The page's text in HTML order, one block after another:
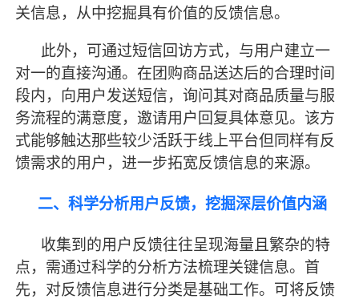
关信息，从中挖掘具有价值的反馈信息。
此外，可通过短信回访方式，与用户建立一
对一的直接沟通。在团购商品送达后的合理时间
段内，向用户发送短信，询问其对商品质量与服
务流程的满意度，邀请用户回复具体意见。该方
式能够触达那些较少活跃于线上平台但同样有反
馈需求的用户，进一步拓宽反馈信息的来源。
二、科学分析用户反馈，挖掘深层价值内涵
收集到的用户反馈往往呈现海量且繁杂的特
点，需通过科学的分析方法梳理关键信息。首
先，对反馈信息进行分类是基础工作。可将反馈